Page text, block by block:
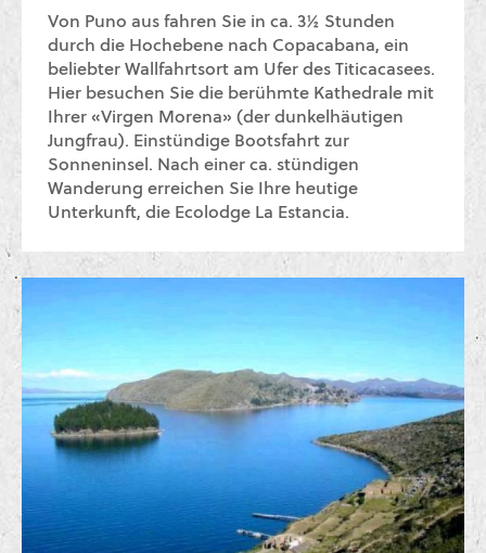
Von Puno aus fahren Sie in ca. 3½ Stunden
durch die Hochebene nach Copacabana, ein
beliebter Wallfahrtsort am Ufer des Titicacasees.
Hier besuchen Sie die berühmte Kathedrale mit
Ihrer «Virgen Morena» (der dunkelhäutigen
Jungfrau). Einstündige Bootsfahrt zur
Sonneninsel. Nach einer ca. stündigen
Wanderung erreichen Sie Ihre heutige
Unterkunft, die Ecolodge La Estancia.